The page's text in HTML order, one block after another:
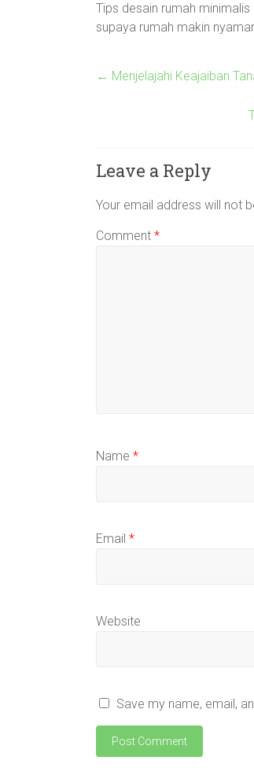
Tips desain rumah
supaya rumah makin
← Menjelajahi Keajaiban
Leave a Reply
Your email address will not
Comment *
Name *
Email *
Website
Save my name, email,